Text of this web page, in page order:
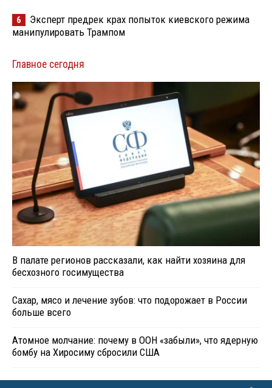
6
Эксперт предрек крах попыток киевского режима
манипулировать Трампом
Главное сегодня
В палате регионов рассказали, как найти хозяина для
бесхозного госимущества
Сахар, мясо и лечение зубов: что подорожает в России
больше всего
Атомное молчание: почему в ООН «забыли», что ядерную
бомбу на Хиросиму сбросили США